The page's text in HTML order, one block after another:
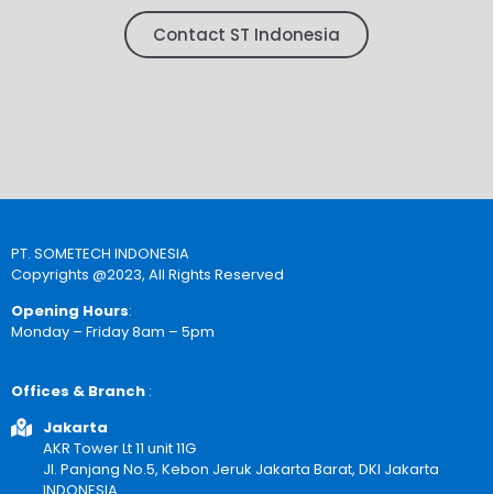
Contact ST Indonesia
PT. SOMETECH INDONESIA
Copyrights @2023, All Rights Reserved
Opening Hours:
Monday – Friday 8am – 5pm
Offices & Branch :
Jakarta
AKR Tower Lt 11 unit 11G
Jl. Panjang No.5, Kebon Jeruk Jakarta Barat, DKI Jakarta